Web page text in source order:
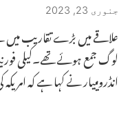
جنوری 23, 2023
علاقے میں بڑے تقاریب
لوگ جمع ہوئے تھے۔کیلی
انڈرومییار نے کہا ہے کہ امریکہ